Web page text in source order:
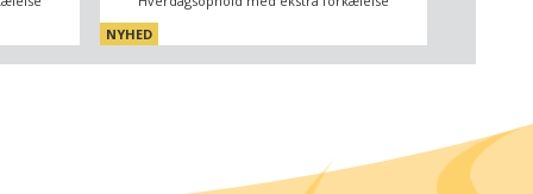
NYHED